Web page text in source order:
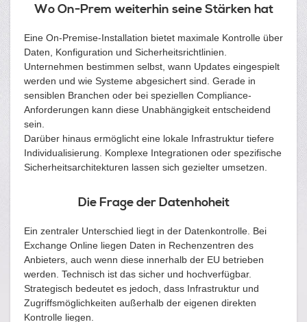
Wo On-Prem weiterhin seine Stärken hat
Eine On-Premise-Installation bietet maximale Kontrolle über
Daten, Konfiguration und Sicherheitsrichtlinien.
Unternehmen bestimmen selbst, wann Updates eingespielt
werden und wie Systeme abgesichert sind. Gerade in
sensiblen Branchen oder bei speziellen Compliance-
Anforderungen kann diese Unabhängigkeit entscheidend
sein.
Darüber hinaus ermöglicht eine lokale Infrastruktur tiefere
Individualisierung. Komplexe Integrationen oder spezifische
Sicherheitsarchitekturen lassen sich gezielter umsetzen.
Die Frage der Datenhoheit
Ein zentraler Unterschied liegt in der Datenkontrolle. Bei
Exchange Online liegen Daten in Rechenzentren des
Anbieters, auch wenn diese innerhalb der EU betrieben
werden. Technisch ist das sicher und hochverfügbar.
Strategisch bedeutet es jedoch, dass Infrastruktur und
Zugriffsmöglichkeiten außerhalb der eigenen direkten
Kontrolle liegen.